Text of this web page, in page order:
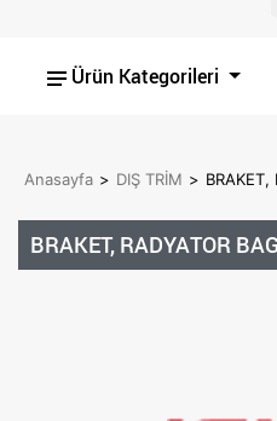
Ürün Kategorileri
Anasayfa > DIŞ TRİM >
BRAKET, RADYATOR